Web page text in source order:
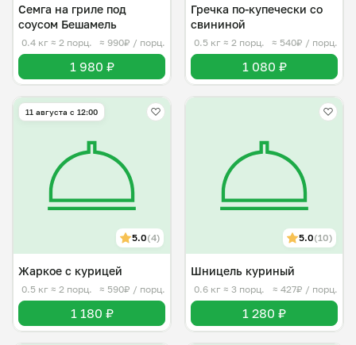
Семга на гриле под
соусом Бешамель
0.4 кг ≈ 2 порц. ≈ 990₽ / порц.
1 980 ₽
Гречка по-купечески со
свининой
0.5 кг ≈ 2 порц. ≈ 540₽ / порц.
1 080 ₽
11 августа с 12:00
5.0(4)
Жаркое с курицей
0.5 кг ≈ 2 порц. ≈ 590₽ / порц.
1 180 ₽
5.0(10)
Шницель куриный
0.6 кг ≈ 3 порц. ≈ 427₽ / порц.
1 280 ₽